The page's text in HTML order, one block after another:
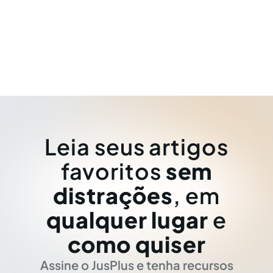
Leia seus artigos
favoritos sem
distrações, em
qualquer lugar e
como quiser
Assine o JusPlus e tenha recursos